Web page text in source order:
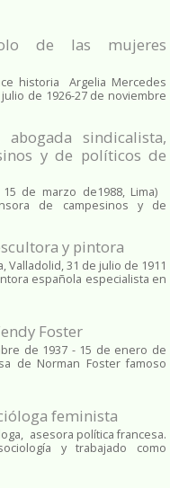
de las mujeres
historia Argelia Mercedes
de 1926-27 de noviembre
sindicalista,
y de políticos de
de marzo de1988, Lima)
de campesinos y de
y pintora
Valladolid, 31 de julio de 1911
española especialista en
Foster
de 1937 - 15 de enero de
de Norman Foster famoso
feminista
asesora política francesa.
y trabajado como